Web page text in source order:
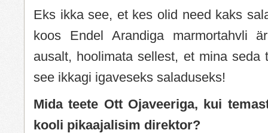
Eks ikka see, et kes olid need kaks
koos Endel Arandiga marmortahvli
ausalt, hoolimata sellest, et mina seda
see ikkagi igaveseks saladuseks!
Mida teete Ott Ojaveeriga, kui
kooli pikaajalisim direktor?